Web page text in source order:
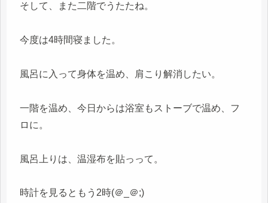
そして、また二階でうたたね。
今度は4時間寝ました。
風呂に入って身体を温め、肩こり解消したい。
一階を温め、今日からは浴室もストーブで温め、フ
ロに。
風呂上りは、温湿布を貼っって。
時計を見るともう2時(＠_＠;)